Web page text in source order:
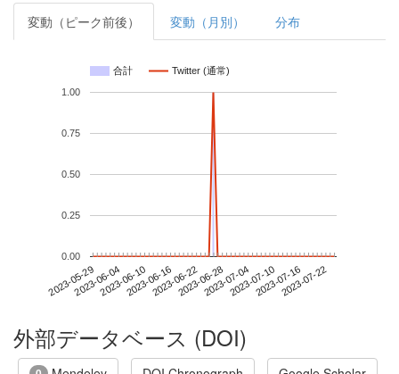
変動（ピーク前後） 変動（月別） 分布
合計 Twitter (通常)
2023-05-292023-06-042023-06-102023-06-162023-06-222023-06-282023-07-042023-07-102023-07-162023-07-22
0.00
0.25
0.50
0.75
1.00
外部データベース (DOI)